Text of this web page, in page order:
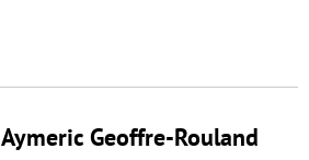
Aymeric Geoffre-Rouland